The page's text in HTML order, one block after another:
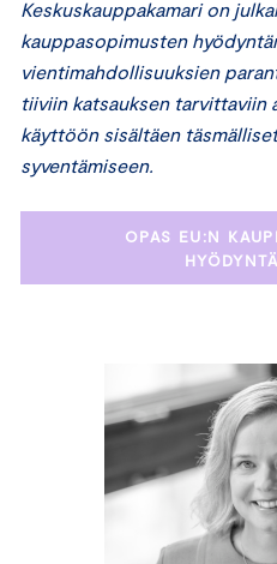
Keskuskauppakamari on
kauppasopimusten
vientimahdollisuuksien
tiiviin katsauksen tarvittaviin
käyttöön sisältäen
syventämiseen.
OPAS EU:N